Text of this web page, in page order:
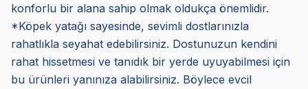
konforlu bir alana sahip olmak oldukça önemlidir.
*Köpek yatağı sayesinde, sevimli dostlarınızla
rahatlıkla seyahat edebilirsiniz. Dostunuzun kendini
rahat hissetmesi ve tanıdık bir yerde uyuyabilmesi için
bu ürünleri yanınıza alabilirsiniz. Böylece evcil